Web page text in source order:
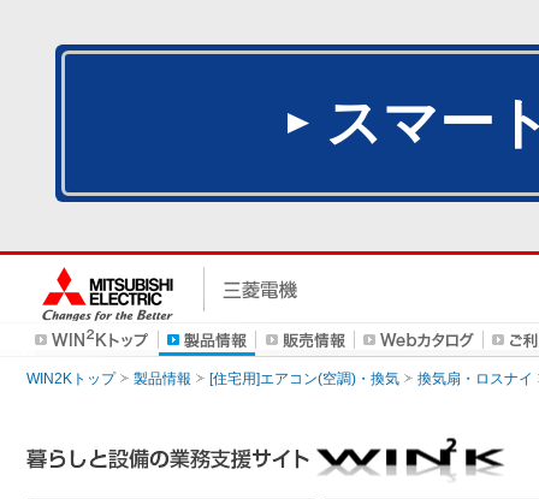
スマー
WIN2Kトップ 製品情報 [住宅用]エアコン(空調)・換気 換気扇・ロスナイ